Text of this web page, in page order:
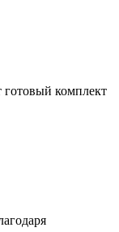
готовый комплект